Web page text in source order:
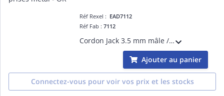
Réf Rexel : EAD7112
Réf Fab :7112
Cordon Jack 3.5 mm mâle / Jack 3.5 mm mâle - 10m - prises métal - Connecteurs plaqué OR
Ajouter au panier
Connectez-vous pour voir vos prix et les stocks